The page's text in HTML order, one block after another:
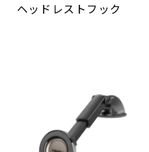
ヘッドレストフック